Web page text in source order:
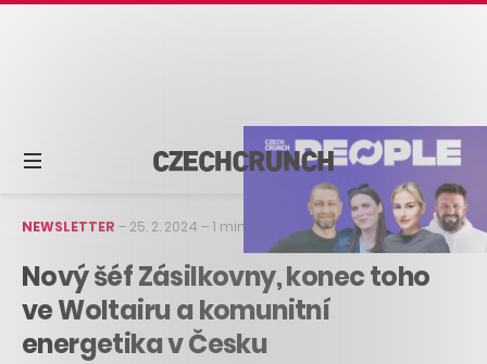
NEWSLETTER – 25. 2. 2024 –1 min čtení
Nový šéf Zásilkovny, konec toho
ve Woltairu a komunitní
energetika v Česku